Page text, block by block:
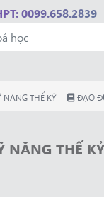
0099.658.2839
NĂNG THẾ KỶ ĐẠO
NĂNG THẾ KỶ